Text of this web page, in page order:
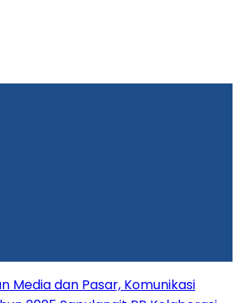
Media dan Pasar, Komunikasi